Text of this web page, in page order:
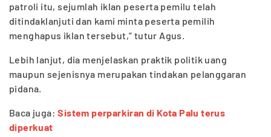
patroli itu, sejumlah iklan peserta pemilu telah
ditindaklanjuti dan kami minta peserta pemilih
menghapus iklan tersebut,” tutur Agus.
Lebih lanjut, dia menjelaskan praktik politik uang
maupun sejenisnya merupakan tindakan pelanggaran
pidana.
Baca juga:Sistem perparkiran di Kota Palu terus
diperkuat